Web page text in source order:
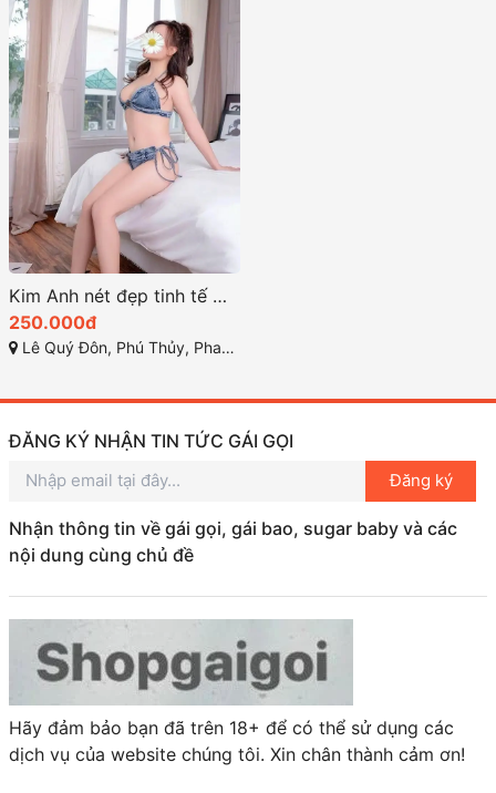
Kim Anh nét đẹp tinh tế mang lại sức hút khó cưỡng
250.000đ
Lê Quý Đôn, Phú Thủy, Phan Thiết, Bình Thuận
ĐĂNG KÝ NHẬN TIN TỨC GÁI GỌI
Đăng ký
Nhận thông tin về gái gọi, gái bao, sugar baby và các
nội dung cùng chủ đề
Hãy đảm bảo bạn đã trên 18+ để có thể sử dụng các
dịch vụ của website chúng tôi. Xin chân thành cảm ơn!